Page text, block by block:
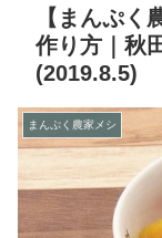
【まんぷく
作り方｜秋
(2019.8.5)
まんぷく農家メシ